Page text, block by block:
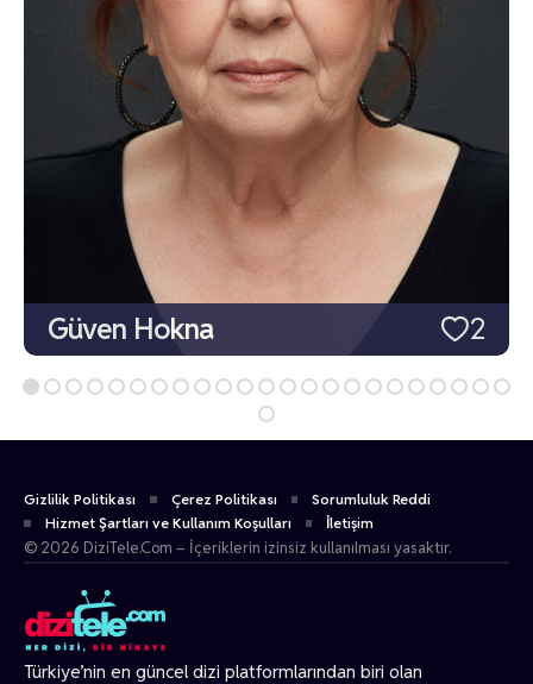
2
Güven Hokna
Türkiye’nin en güncel dizi platformlarından biri olan
Gizlilik Politikası Çerez Politikası
Sorumluluk Reddi
Hizmet Şartları ve Kullanım Koşulları
İletişim
© 2026 DiziTele.Com – İçeriklerin izinsiz kullanılması yasaktır.